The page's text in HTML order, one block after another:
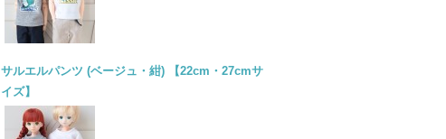
サルエルパンツ (ベージュ・紺) 【22cm・27cmサ
イズ】